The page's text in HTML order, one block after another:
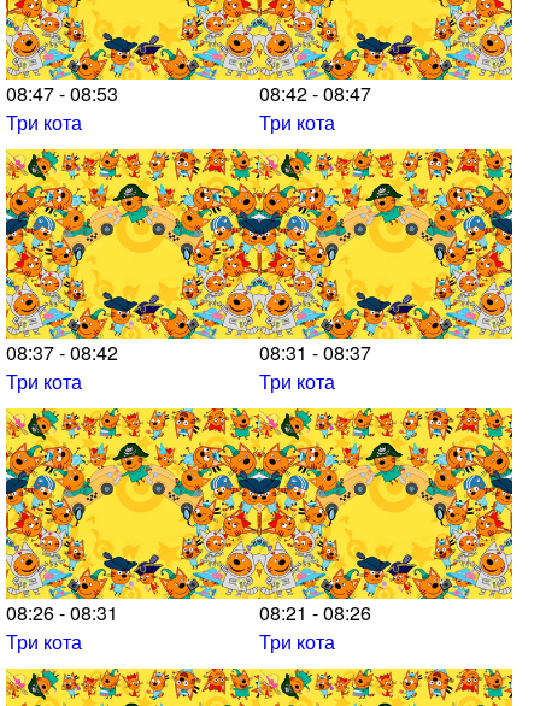
08:47 - 08:53
Три кота
08:42 - 08:47
Три кота
08:37 - 08:42
Три кота
08:31 - 08:37
Три кота
08:26 - 08:31
Три кота
08:21 - 08:26
Три кота